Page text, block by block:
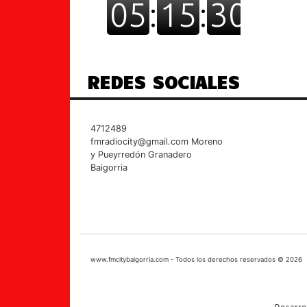
REDES SOCIALES
4712489
fmradiocity@gmail.com Moreno
y Pueyrredón Granadero
Baigorria
www.fmcitybaigorria.com - Todos los derechos reservados © 2026